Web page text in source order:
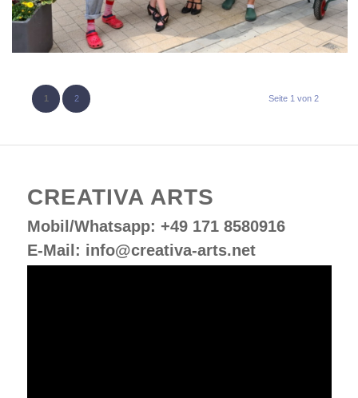
Seite 1 von 2
1 2
CREATIVA ARTS
Mobil/Whatsapp: +49 171 8580916
E-Mail: info@creativa-arts.net